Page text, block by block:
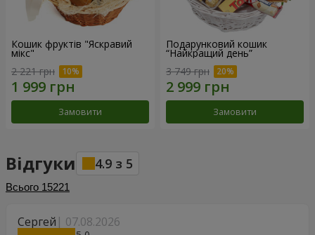
Кошик фруктів "Яскравий
мікс"
2 221 грн
Замовити
Подарунковий кошик
“Найкращий день”
3 749 грн
Замовити
Відгуки 4.9 з 5
Всього 15221
Сергей 07.08.2026